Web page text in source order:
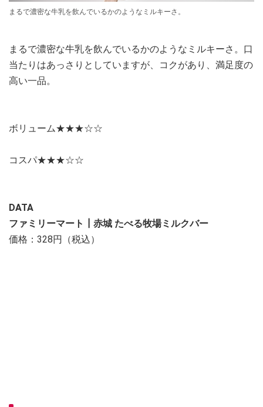
まるで濃密な牛乳を飲んでいるかのようなミルキーさ。
まるで濃密な牛乳を飲んでいるかのようなミルキーさ。口
当たりはあっさりとしていますが、コクがあり、満足度の
高い一品。
ボリューム★★★☆☆
コスパ★★★☆☆
DATA
ファミリーマート┃赤城 たべる牧場ミルクバー
価格：328円（税込）